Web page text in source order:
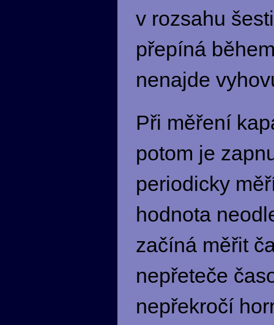
v rozsahu
přepíná
nenajde
Při měření
potom je
periodicky
hodnota
začíná měřit
nepřeteče
nepřekročí